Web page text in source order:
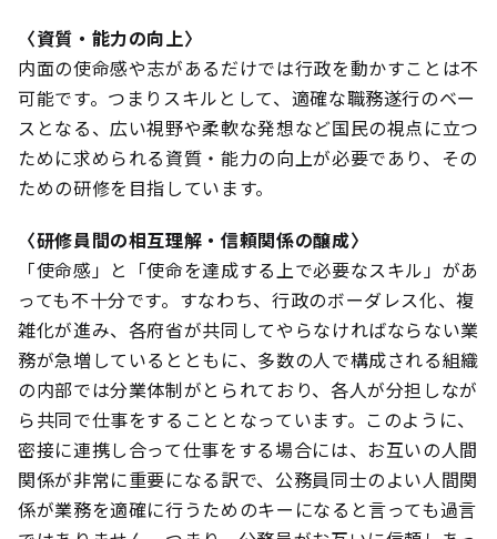
〈資質・能力の向上〉
内面の使命感や志があるだけでは行政を動かすことは不
可能です。つまりスキルとして、適確な職務遂行のベー
スとなる、広い視野や柔軟な発想など国民の視点に立つ
ために求められる資質・能力の向上が必要であり、その
ための研修を目指しています。
〈研修員間の相互理解・信頼関係の醸成〉
「使命感」と「使命を達成する上で必要なスキル」があ
っても不十分です。すなわち、行政のボーダレス化、複
雑化が進み、各府省が共同してやらなければならない業
務が急増しているとともに、多数の人で構成される組織
の内部では分業体制がとられており、各人が分担しなが
ら共同で仕事をすることとなっています。このように、
密接に連携し合って仕事をする場合には、お互いの人間
関係が非常に重要になる訳で、公務員同士のよい人間関
係が業務を適確に行うためのキーになると言っても過言